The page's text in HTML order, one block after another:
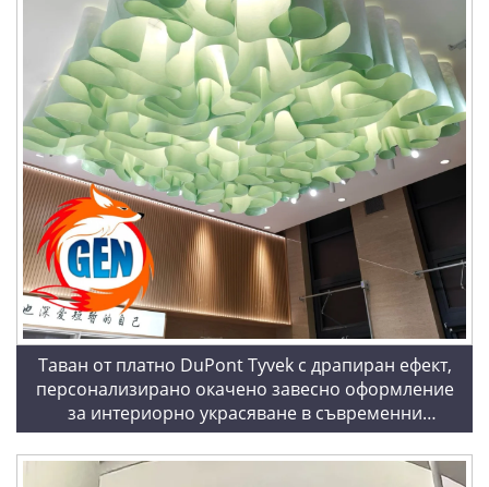
Таван от платно DuPont Tyvek с драпиран ефект,
персонализирано окачено завесно оформление
за интериорно украсяване в съвременни
търговски и жилищни пространства